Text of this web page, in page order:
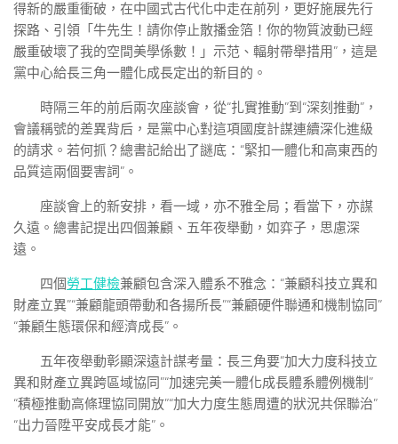
得新的嚴重衝破，在中國式古代化中走在前列，更好施展先行
探路、引領「牛先生！請你停止散播金箔！你的物質波動已經
嚴重破壞了我的空間美學係數！」示范、輻射帶舉措用”，這是
黨中心給長三角一體化成長定出的新目的。
時隔三年的前后兩次座談會，從“扎實推動”到“深刻推動”，
會議稱號的差異背后，是黨中心對這項國度計謀連續深化進級
的請求。若何抓？總書記給出了謎底：“緊扣一體化和高東西的
品質這兩個要害詞”。
座談會上的新安排，看一域，亦不雅全局；看當下，亦謀
久遠。總書記提出四個兼顧、五年夜舉動，如弈子，思慮深
遠。
四個勞工健檢兼顧包含深入體系不雅念：“兼顧科技立異和
財產立異”“兼顧龍頭帶動和各揚所長”“兼顧硬件聯通和機制協同”
“兼顧生態環保和經濟成長”。
五年夜舉動彰顯深遠計謀考量：長三角要“加大力度科技立
異和財產立異跨區域協同”“加速完美一體化成長體系體例機制”
“積極推動高條理協同開放”“加大力度生態周遭的狀況共保聯治”
“出力晉陞平安成長才能”。